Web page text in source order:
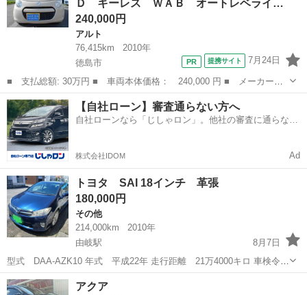
（車検整備付）
Ｄ キーレス ＷＡＢ オートレベライ…
240,000円
アルト
76,415km
2010年
徳島市
提携サイト 7月24日
■ 支払総額: 30万円 ■ 車両本体価格： 240,000 円 ■ メーカー
名： スズキ ■ 車種名： アルト ■ グレード名： Ｆ オート
マ エアコン ＣＤ キーレス ＷＡＢ オートレベライザー ■ 排
気量： 660c...
徳島 徳島市 アルト オートマ
【自社ローン】審査通らない方へ
自社ローンなら「じしゃロン」。他社の審査に通らなか
株式会社IDOM Ad
トヨタ SAI 18インチ 革張
180,000円
その他
214,000km
2010年
由岐駅
8月7日
型式 DAA-AZK10 年式 平成22年 走行距離 21万4000キロ 車検令和
9年6月29日 おすすめポイント！ 走行距離はかなり多いですが快適に
乗っていました。特に運転中の不具合はありません。 オイル交換も定
徳島 海部郡 由岐駅
アクア